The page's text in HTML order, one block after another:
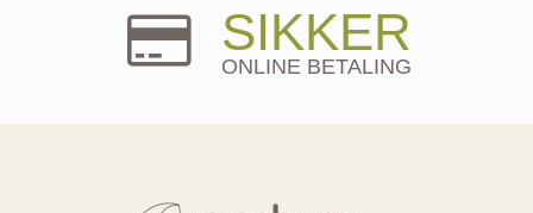
SIKKER
ONLINE BETALING